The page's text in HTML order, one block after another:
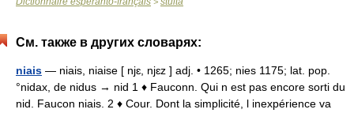
См. также в других словарях:
niais — niais, niaise [ njɛ, njɛz ] adj. • 1265; nies 1175; lat. pop.
°nidax, de nidus → nid 1 ♦ Fauconn. Qui n est pas encore sorti du
nid. Faucon niais. 2 ♦ Cour. Dont la simplicité, l inexpérience va